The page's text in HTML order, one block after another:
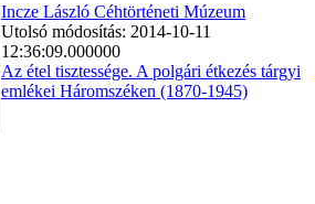
Incze László Céhtörténeti Múzeum
Utolsó módosítás: 2014-10-11
12:36:09.000000
Az étel tisztessége. A polgári étkezés tárgyi
emlékei Háromszéken (1870-1945)